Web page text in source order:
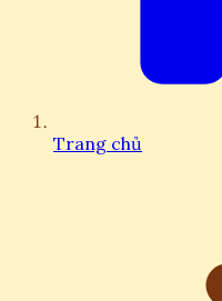
Trang chủ